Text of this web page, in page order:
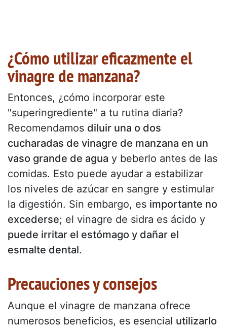
¿Cómo utilizar eficazmente el
vinagre de manzana?
Entonces, ¿cómo incorporar este
"superingrediente" a tu rutina diaria?
Recomendamos diluir una o dos
cucharadas de vinagre de manzana en un
vaso grande de agua y beberlo antes de las
comidas. Esto puede ayudar a estabilizar
los niveles de azúcar en sangre y estimular
la digestión. Sin embargo, es importante no
excederse; el vinagre de sidra es ácido y
puede irritar el estómago y dañar el
esmalte dental.
Precauciones y consejos
Aunque el vinagre de manzana ofrece
numerosos beneficios, es esencial utilizarlo